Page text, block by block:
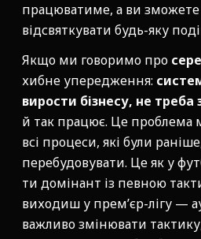
працюватиме, а ви зможете
відсвяткувати будь-яку
Якщо ми говоримо про
хибне упередження:
вирости бізнесу, не треба
й так працює. Це
всі процеси, які були
перебудовувати. Це як у
ти домінант із певною
виходиш у прем’єр-лігу —
важливо змінювати